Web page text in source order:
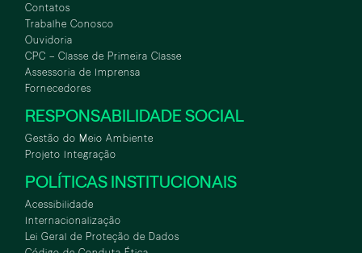
Contatos
Trabalhe Conosco
Ouvidoria
CPC – Classe de Primeira Classe
Assessoria de Imprensa
Fornecedores
RESPONSABILIDADE SOCIAL
Gestão do Meio Ambiente
Projeto Integração
POLÍTICAS INSTITUCIONAIS
Acessibilidade
Internacionalização
Lei Geral de Proteção de Dados